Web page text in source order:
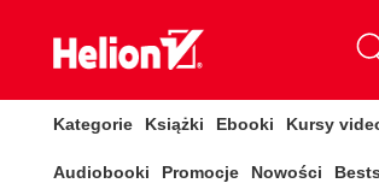
Kategorie Książki Ebooki Kursy
Audiobooki Promocje Nowości